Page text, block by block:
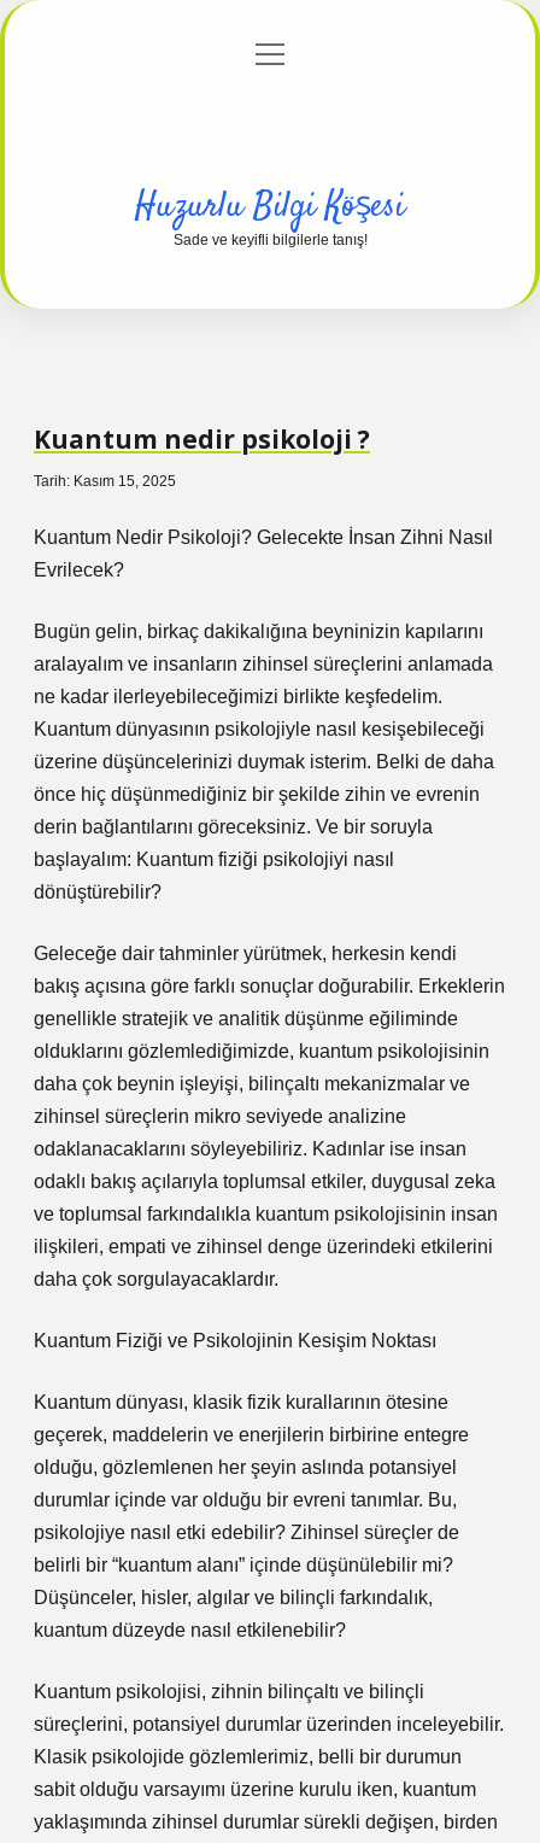
Gizlilik Politikası
menüyü
Huzurlu Bilgi Köşesi
Sade ve keyifli bilgilerle tanış!
Kuantum nedir psikoloji ?
Tarih: Kasım 15, 2025
Kuantum Nedir Psikoloji? Gelecekte İnsan Zihni Nasıl
Evrilecek?
Bugün gelin, birkaç dakikalığına beyninizin kapılarını
aralayalım ve insanların zihinsel süreçlerini anlamada
ne kadar ilerleyebileceğimizi birlikte keşfedelim.
Kuantum dünyasının psikolojiyle nasıl kesişebileceği
üzerine düşüncelerinizi duymak isterim. Belki de daha
önce hiç düşünmediğiniz bir şekilde zihin ve evrenin
derin bağlantılarını göreceksiniz. Ve bir soruyla
başlayalım: Kuantum fiziği psikolojiyi nasıl
dönüştürebilir?
Geleceğe dair tahminler yürütmek, herkesin kendi
bakış açısına göre farklı sonuçlar doğurabilir. Erkeklerin
genellikle stratejik ve analitik düşünme eğiliminde
olduklarını gözlemlediğimizde, kuantum psikolojisinin
daha çok beynin işleyişi, bilinçaltı mekanizmalar ve
zihinsel süreçlerin mikro seviyede analizine
odaklanacaklarını söyleyebiliriz. Kadınlar ise insan
odaklı bakış açılarıyla toplumsal etkiler, duygusal zeka
ve toplumsal farkındalıkla kuantum psikolojisinin insan
ilişkileri, empati ve zihinsel denge üzerindeki etkilerini
daha çok sorgulayacaklardır.
Kuantum Fiziği ve Psikolojinin Kesişim Noktası
Kuantum dünyası, klasik fizik kurallarının ötesine
geçerek, maddelerin ve enerjilerin birbirine entegre
olduğu, gözlemlenen her şeyin aslında potansiyel
durumlar içinde var olduğu bir evreni tanımlar. Bu,
psikolojiye nasıl etki edebilir? Zihinsel süreçler de
belirli bir “kuantum alanı” içinde düşünülebilir mi?
Düşünceler, hisler, algılar ve bilinçli farkındalık,
kuantum düzeyde nasıl etkilenebilir?
Kuantum psikolojisi, zihnin bilinçaltı ve bilinçli
süreçlerini, potansiyel durumlar üzerinden inceleyebilir.
Klasik psikolojide gözlemlerimiz, belli bir durumun
sabit olduğu varsayımı üzerine kurulu iken, kuantum
yaklaşımında zihinsel durumlar sürekli değişen, birden